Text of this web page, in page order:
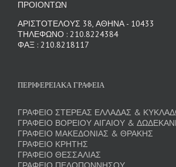
ΠΡΟΙΟΝΤΩΝ
ΑΡΙΣΤΟΤΕΛΟΥΣ 38, ΑΘΗΝΑ - 10433
ΤΗΛΕΦΩΝΟ : 210.8224384
ΦΑΞ : 210.8218117
ΠΕΡΙΦΕΡΕΙΑΚΑ ΓΡΑΦΕΙΑ
ΓΡΑΦΕΙΟ ΣΤΕΡΕΑΣ ΕΛΛΑΔΑΣ &
ΓΡΑΦΕΙΟ ΒΟΡΕΙΟΥ ΑΙΓΑΙΟΥ &
ΓΡΑΦΕΙΟ ΜΑΚΕΔΟΝΙΑΣ & ΘΡΑΚΗΣ
ΓΡΑΦΕΙΟ ΚΡΗΤΗΣ
ΓΡΑΦΕΙΟ ΘΕΣΣΑΛΙΑΣ